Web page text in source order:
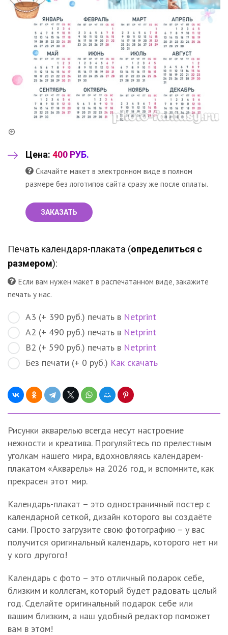
Цена: 400 РУБ.
Скачайте макет в электронном виде в полном
размере без логотипов сайта сразу же после оплаты.
ЗАКАЗАТЬ
Печать календаря-плаката (определиться с
размером):
Если вам нужен макет в распечатанном виде, закажите
печать у нас.
A3 (+ 390 руб.) печать в Netprint
А2 (+ 490 руб.) печать в Netprint
В2 (+ 590 руб.) печать в Netprint
Без печати (+ 0 руб.) Как скачать
Рисунки акварелью всегда несут настроение
нежности и креатива. Прогуляйтесь по прелестным
уголкам нашего мира, вдохновляясь календарем-
плакатом «Акварель» на 2026 год, и вспомните, как
прекрасен этот мир.
Календарь-плакат – это одностраничный постер с
календарной сеткой, дизайн которого вы создаёте
сами. Просто загрузите свою фотографию – у вас
получится оригинальный календарь, которого нет ни
у кого другого!
Календарь с фото – это отличный подарок себе,
близким и коллегам, который будет радовать целый
год. Сделайте оригинальный подарок себе или
вашим близким, а наш удобный редактор поможет
вам в этом!